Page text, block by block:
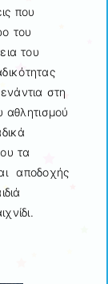
που
του
του
στη
αθλητισμού
τα
αποδοχής